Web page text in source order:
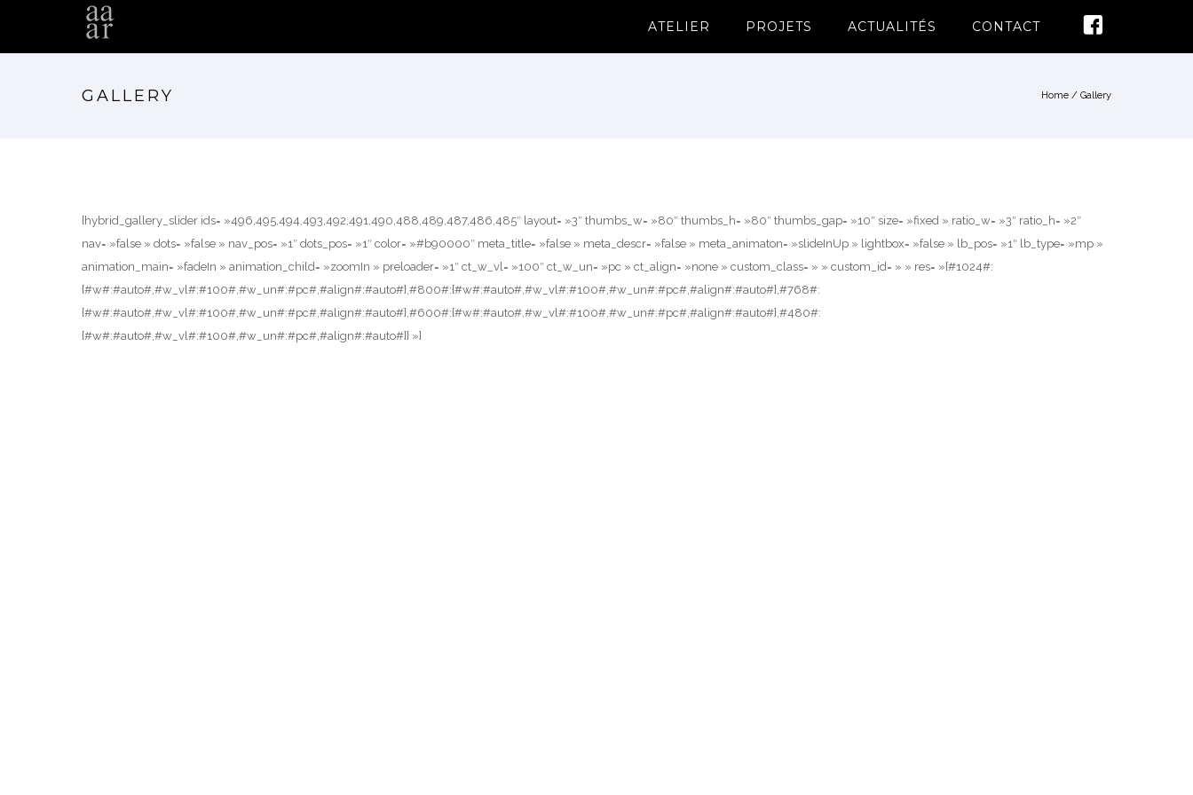
ATELIER PROJETS ACTUALITÉS CONTACT
GALLERY Home / Gallery
[hybrid_gallery_slider ids= »496,495,494,493,492,491,490,488,489,487,486,485″ layout= »3″ thumbs_w= »80″ thumbs_h= »80″ thumbs_gap= »10″ size= »fixed » ratio_w= »3″ ratio_h= »2″
nav= »false » dots= »false » nav_pos= »1″ dots_pos= »1″ color= »#b90000″ meta_title= »false » meta_descr= »false » meta_animaton= »slideInUp » lightbox= »false » lb_pos= »1″ lb_type= »mp »
animation_main= »fadeIn » animation_child= »zoomIn » preloader= »1″ ct_w_vl= »100″ ct_w_un= »pc » ct_align= »none » custom_class= » » custom_id= » » res= »{#1024#:
{#w#:#auto#,#w_vl#:#100#,#w_un#:#pc#,#align#:#auto#},#800#:{#w#:#auto#,#w_vl#:#100#,#w_un#:#pc#,#align#:#auto#},#768#:
{#w#:#auto#,#w_vl#:#100#,#w_un#:#pc#,#align#:#auto#},#600#:{#w#:#auto#,#w_vl#:#100#,#w_un#:#pc#,#align#:#auto#},#480#:
{#w#:#auto#,#w_vl#:#100#,#w_un#:#pc#,#align#:#auto#}} »]